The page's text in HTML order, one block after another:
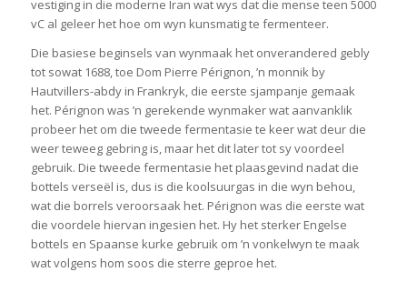
vestiging in die moderne Iran wat wys dat die mense teen 5000
vC al geleer het hoe om wyn kunsmatig te fermenteer.
Die basiese beginsels van wynmaak het onverandered gebly
tot sowat 1688, toe Dom Pierre Pérignon, ’n monnik by
Hautvillers-abdy in Frankryk, die eerste sjampanje gemaak
het. Pérignon was ’n gerekende wynmaker wat aanvanklik
probeer het om die tweede fermentasie te keer wat deur die
weer teweeg gebring is, maar het dit later tot sy voordeel
gebruik. Die tweede fermentasie het plaasgevind nadat die
bottels verseël is, dus is die koolsuurgas in die wyn behou,
wat die borrels veroorsaak het. Pérignon was die eerste wat
die voordele hiervan ingesien het. Hy het sterker Engelse
bottels en Spaanse kurke gebruik om ’n vonkelwyn te maak
wat volgens hom soos die sterre geproe het.